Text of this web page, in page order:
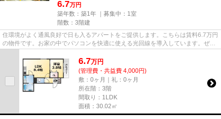
6.7万円
築年数：築1年 ｜募集中： 1室
階数：3階建
住環境がよく通風良好で日も入るアパートをご提供します。こちらは賃料6.7万円
の物件です。お家の中でパソコンを快適に使える光回線を導入しています。ぜひ
6.7万円
(管理費・共益費 4,000円)
敷：0ヶ月｜礼：0ヶ月
所在階：3階
間取り：1LDK
面積：30.02㎡